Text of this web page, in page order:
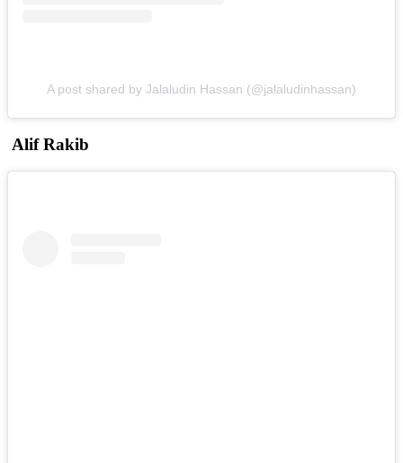
A post shared by Jalaludin Hassan (@jalaludinhassan)
Alif Rakib